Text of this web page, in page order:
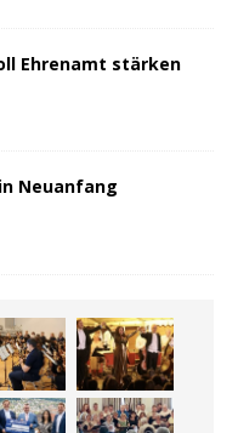
Ehrenamt stärken
Neuanfang